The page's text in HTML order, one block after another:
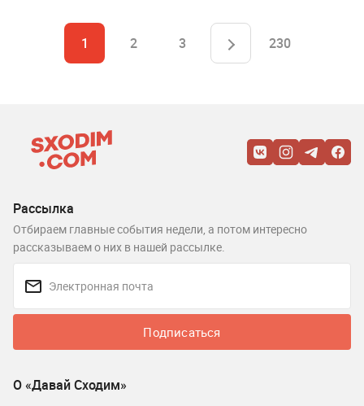
1 2 3 230
Рассылка
Отбираем главные события недели, а потом интересно
рассказываем о них в нашей рассылке.
Подписаться
О «Давай Сходим»